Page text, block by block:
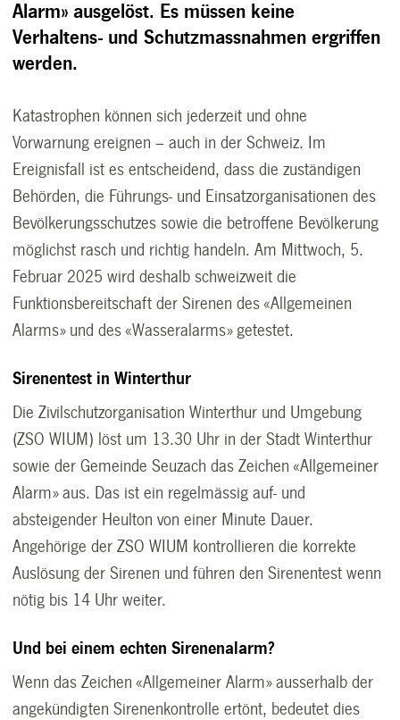
Alarm» ausgelöst. Es müssen keine
Verhaltens- und Schutzmassnahmen ergriffen
werden.
Katastrophen können sich jederzeit und ohne
Vorwarnung ereignen – auch in der Schweiz. Im
Ereignisfall ist es entscheidend, dass die zuständigen
Behörden, die Führungs- und Einsatzorganisationen des
Bevölkerungsschutzes sowie die betroffene Bevölkerung
möglichst rasch und richtig handeln. Am Mittwoch, 5.
Februar 2025 wird deshalb schweizweit die
Funktionsbereitschaft der Sirenen des «Allgemeinen
Alarms» und des «Wasseralarms» getestet.
Sirenentest in Winterthur
Die Zivilschutzorganisation Winterthur und Umgebung
(ZSO WIUM) löst um 13.30 Uhr in der Stadt Winterthur
sowie der Gemeinde Seuzach das Zeichen «Allgemeiner
Alarm» aus. Das ist ein regelmässig auf- und
absteigender Heulton von einer Minute Dauer.
Angehörige der ZSO WIUM kontrollieren die korrekte
Auslösung der Sirenen und führen den Sirenentest wenn
nötig bis 14 Uhr weiter.
Und bei einem echten Sirenenalarm?
Wenn das Zeichen «Allgemeiner Alarm» ausserhalb der
angekündigten Sirenenkontrolle ertönt, bedeutet dies